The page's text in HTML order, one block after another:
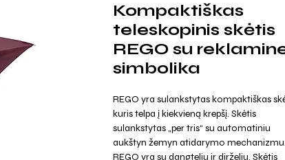
Kompaktiškas
teleskopinis skėtis
REGO su
simbolika
REGO yra sulankstytas kompaktiškas
kuris telpa į kiekvieną krepšį. Skėtis
sulankstytas „per tris“ su automatiniu
aukštyn žemyn atidarymo mechanizmu.
REGO yra su dangteliu ir dirželiu. Skėtis